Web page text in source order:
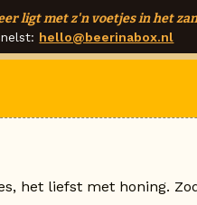
ligt met z'n voetjes in het
hello@beerinabox.nl
het liefst met honing.